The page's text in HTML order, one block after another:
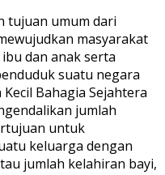
tujuan umum dari
masyarakat
dan anak serta
suatu negara
Bahagia Sejahtera
jumlah
untuk
keluarga dengan
jumlah kelahiran bayi,